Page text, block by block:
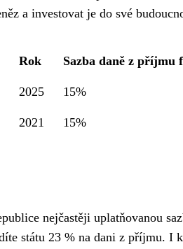
a investovat je do své
Rok Sazba daně z příjmu
2025 15%
2021 15%
nejčastěji uplatňovanou
státu 23 % na dani z příjmu. I